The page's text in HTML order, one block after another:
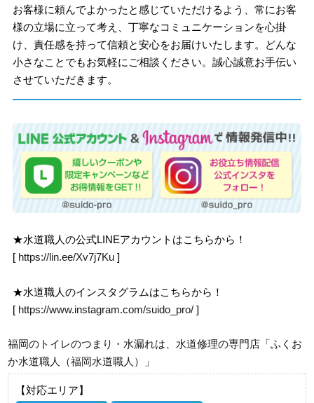
お客様に頼んでよかったと感じていただけるよう、常にお客
様の立場に立って考え、丁寧なコミュニケーションを心掛
け、責任感を持って信頼と安心をお届けいたします。どんな
小さなことでもお気軽にご相談ください。誠心誠意お手伝い
させていただきます。
★水道職人の公式LINEアカウントはこちらから！
[ https://lin.ee/Xv7j7Ku ]
★水道職人のインスタグラムはこちらから！
[ https://www.instagram.com/suido_pro/ ]
福岡のトイレのつまり・水漏れは、水道修理の専門店「ふくお
か水道職人（福岡水道職人）」
【対応エリア】